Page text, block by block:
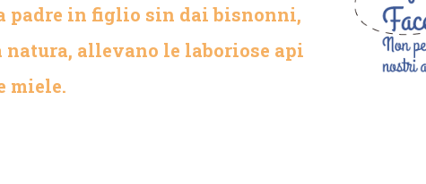
padre in figlio sin dai bisnonni,
allevano le laboriose api
miele.